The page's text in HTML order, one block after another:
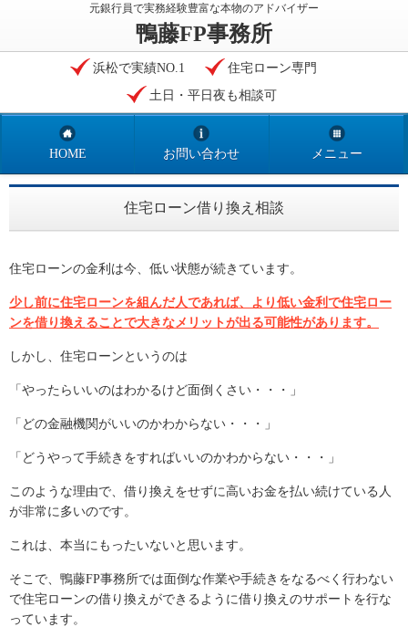
元銀行員で実務経験豊富な本物のアドバイザー
鴨藤FP事務所
浜松で実績NO.1
住宅ローン専門
土日・平日夜も相談可
HOME お問い合わせ メニュー
住宅ローン借り換え相談
住宅ローンの金利は今、低い状態が続きています。
少し前に住宅ローンを組んだ人であれば、より低い金利で住宅ロー
ンを借り換えることで大きなメリットが出る可能性があります。
しかし、住宅ローンというのは
「やったらいいのはわかるけど面倒くさい・・・」
「どの金融機関がいいのかわからない・・・」
「どうやって手続きをすればいいのかわからない・・・」
このような理由で、借り換えをせずに高いお金を払い続けている人
が非常に多いのです。
これは、本当にもったいないと思います。
そこで、鴨藤FP事務所では面倒な作業や手続きをなるべく行わない
で住宅ローンの借り換えができるように借り換えのサポートを行な
っています。